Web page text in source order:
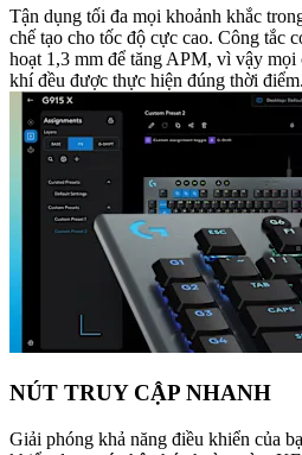
Tận dụng tối đa mọi khoảnh khắc
chế tạo cho tốc độ cực cao. Công tắc
hoạt 1,3 mm để tăng APM, vì vậy
khí đều được thực hiện đúng thời điểm.
NÚT TRUY CẬP NHANH
Giải phóng khả năng điều khiển của